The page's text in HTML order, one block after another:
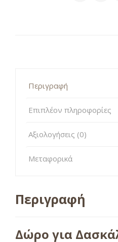
Περιγραφή
Επιπλέον πληροφορίες
Αξιολογήσεις (0)
Μεταφορικά
Περιγραφή
Δώρο για